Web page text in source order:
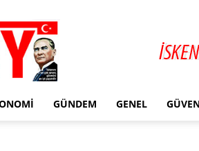
GÜNDEM GENEL